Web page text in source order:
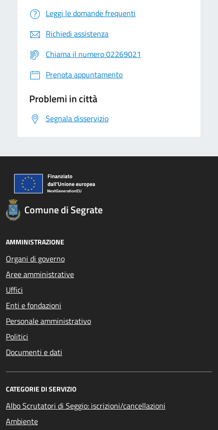
Leggi le domande frequenti
Richiedi assistenza
Chiama il numero 02269021
Prenota appuntamento
Problemi in città
Segnala disservizio
Comune di Segrate
AMMINISTRAZIONE
Organi di governo
Aree amministrative
Uffici
Enti e fondazioni
Personale amministrativo
Politici
Documenti e dati
CATEGORIE DI SERVIZIO
Albo Scrutatori di Seggio: iscrizioni/cancellazioni
Ambiente